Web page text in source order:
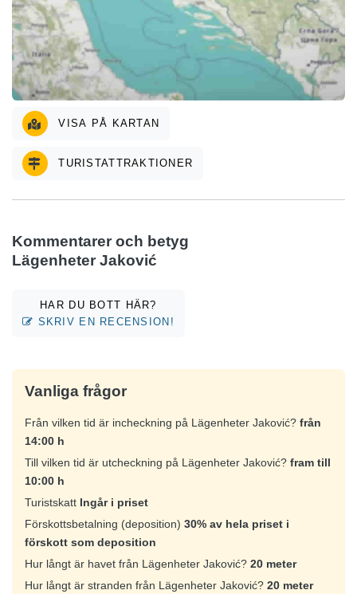
VISA PÅ KARTAN
TURISTATTRAKTIONER
Kommentarer och betyg
Lägenheter Jaković
HAR DU BOTT HÄR?
SKRIV EN RECENSION!
Vanliga frågor
Från vilken tid är incheckning på Lägenheter Jaković? från
14:00 h
Till vilken tid är utcheckning på Lägenheter Jaković? fram till
10:00 h
Turistskatt Ingår i priset
Förskottsbetalning (deposition) 30% av hela priset i
förskott som deposition
Hur långt är havet från Lägenheter Jaković? 20 meter
Hur långt är stranden från Lägenheter Jaković? 20 meter